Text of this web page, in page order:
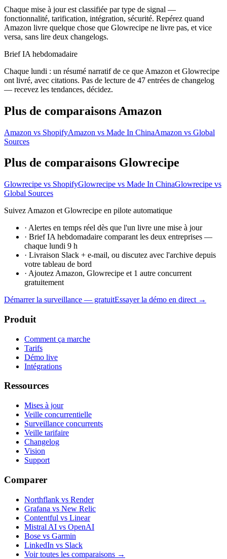
Chaque mise à jour est classifiée par type de signal —
fonctionnalité, tarification, intégration, sécurité. Repérez quand
Amazon livre quelque chose que Glowrecipe ne livre pas, et vice
versa, sans lire deux changelogs.
Brief IA hebdomadaire
Chaque lundi : un résumé narratif de ce que Amazon et Glowrecipe
ont livré, avec citations. Pas de lecture de 47 entrées de changelog
— recevez les tendances, décidez.
Plus de comparaisons Amazon
Amazon vs ShopifyAmazon vs Made In ChinaAmazon vs Global
Sources
Plus de comparaisons Glowrecipe
Glowrecipe vs ShopifyGlowrecipe vs Made In ChinaGlowrecipe vs
Global Sources
Suivez Amazon et Glowrecipe en pilote automatique
· Alertes en temps réel dès que l'un livre une mise à jour
· Brief IA hebdomadaire comparant les deux entreprises —
chaque lundi 9 h
· Livraison Slack + e-mail, ou discutez avec l'archive depuis
votre tableau de bord
· Ajoutez Amazon, Glowrecipe et 1 autre concurrent
gratuitement
Démarrer la surveillance — gratuitEssayer la démo en direct →
Produit
Comment ça marche
Tarifs
Démo live
Intégrations
Ressources
Mises à jour
Veille concurrentielle
Surveillance concurrents
Veille tarifaire
Changelog
Vision
Support
Comparer
Northflank vs Render
Grafana vs New Relic
Contentful vs Linear
Mistral AI vs OpenAI
Bose vs Garmin
LinkedIn vs Slack
Voir toutes les comparaisons →